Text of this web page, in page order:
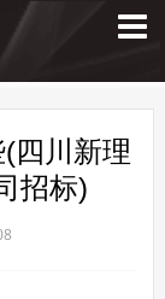
四川新理
招标)